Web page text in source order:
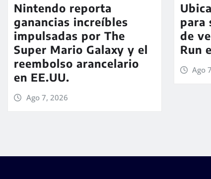
Nintendo reporta
ganancias increíbles
impulsadas por The
Super Mario Galaxy y el
reembolso arancelario
en EE.UU.
Ago 7, 2026
para
de
Run
Ago